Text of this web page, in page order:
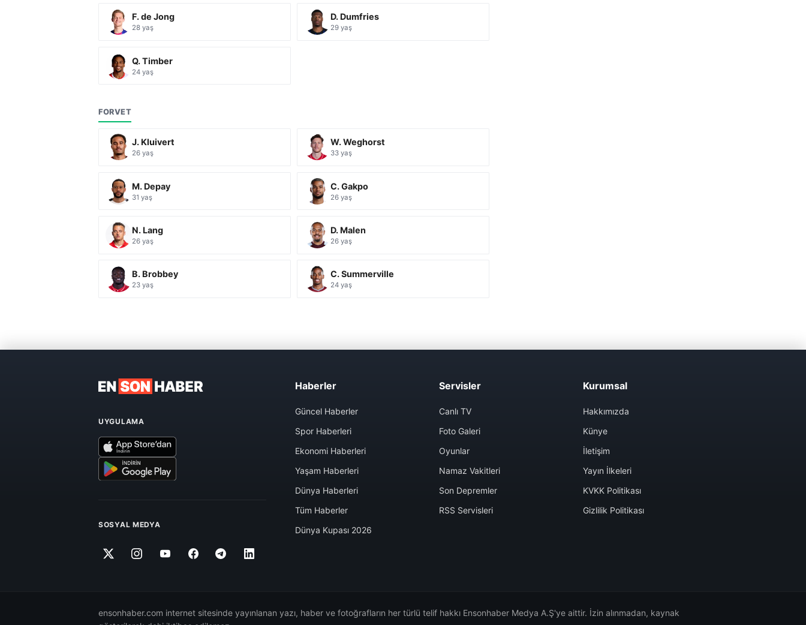
F. de Jong
28 yaş
D. Dumfries
29 yaş
Q. Timber
24 yaş
FORVET
J. Kluivert
26 yaş
W. Weghorst
33 yaş
M. Depay
31 yaş
C. Gakpo
26 yaş
N. Lang
26 yaş
D. Malen
26 yaş
B. Brobbey
23 yaş
C. Summerville
24 yaş
UYGULAMA
SOSYAL MEDYA
Haberler
Güncel Haberler
Spor Haberleri
Ekonomi Haberleri
Yaşam Haberleri
Dünya Haberleri
Tüm Haberler
Dünya Kupası 2026
Servisler
Canlı TV
Foto Galeri
Oyunlar
Namaz Vakitleri
Son Depremler
RSS Servisleri
Kurumsal
Hakkımızda
Künye
İletişim
Yayın İlkeleri
KVKK Politikası
Gizlilik Politikası
ensonhaber.com internet sitesinde yayınlanan yazı, haber ve fotoğrafların her türlü telif hakkı Ensonhaber Medya A.Ş'ye aittir. İzin alınmadan, kaynak